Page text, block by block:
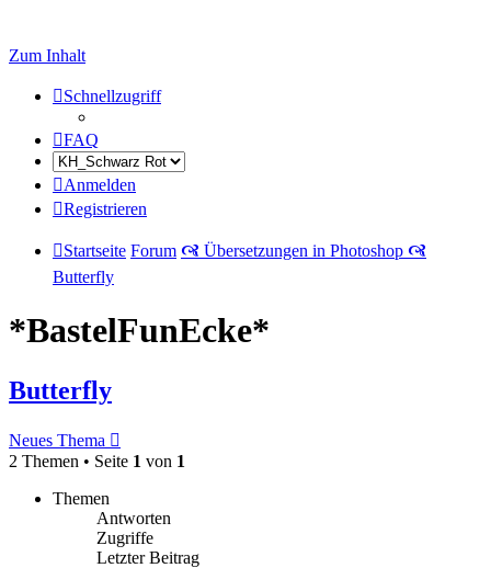
Zum Inhalt
Schnellzugriff
FAQ
Anmelden
Registrieren
Startseite Forum 🙧 Übersetzungen in Photoshop 🙧
Butterfly
*BastelFunEcke*
Butterfly
Neues Thema
2 Themen • Seite 1 von 1
Themen
Antworten
Zugriffe
Letzter Beitrag